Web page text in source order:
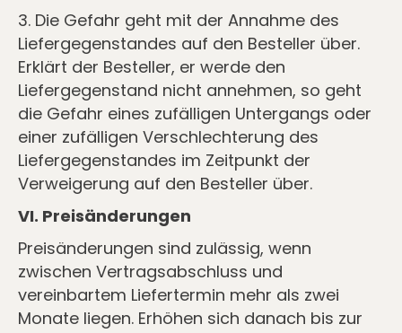
3. Die Gefahr geht mit der Annahme des
Liefergegenstandes auf den Besteller über.
Erklärt der Besteller, er werde den
Liefergegenstand nicht annehmen, so geht
die Gefahr eines zufälligen Untergangs oder
einer zufälligen Verschlechterung des
Liefergegenstandes im Zeitpunkt der
Verweigerung auf den Besteller über.
VI. Preisänderungen
Preisänderungen sind zulässig, wenn
zwischen Vertragsabschluss und
vereinbartem Liefertermin mehr als zwei
Monate liegen. Erhöhen sich danach bis zur